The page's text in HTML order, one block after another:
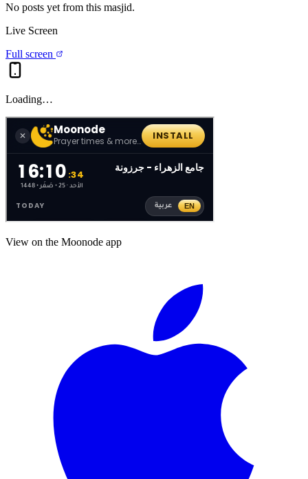
No posts yet from this masjid.
Live Screen
Full screen
Loading…
View on the Moonode app